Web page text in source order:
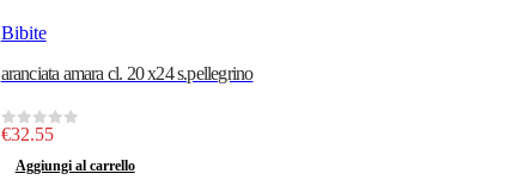
Bibite
aranciata amara cl. 20 x24 s.pellegrino
0out of 5
€32.55
Aggiungi al carrello